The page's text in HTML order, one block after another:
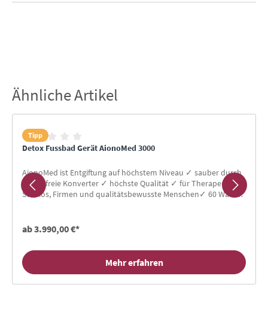
Produktgalerie überspringen
Ähnliche Artikel
Tipp
Detox Fussbad Gerät AionoMed 3000
AionoMed ist Entgiftung auf höchstem Niveau ✓ sauber durch
metallfreie Konverter ✓ höchste Qualität ✓ für Therapeuten,
Studios, Firmen und qualitätsbewusste Menschen✓ 60 Watt
ab 3.990,00 €*
Mehr erfahren